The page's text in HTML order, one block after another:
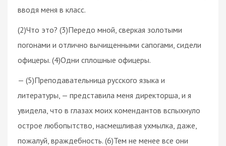
вводя меня в класс.
(2)Что это? (3)Передо мной, сверкая золотыми
погонами и отлично вычищенными сапогами, сидели
офицеры. (4)Одни сплошные офицеры.
— (5)Преподавательница русского языка и
литературы, — представила меня директорша, и я
увидела, что в глазах моих комендантов вспыхнуло
острое любопытство, насмешливая ухмылка, даже,
пожалуй, враждебность. (6)Тем не менее все они